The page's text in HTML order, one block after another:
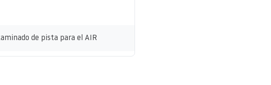
de pista para el AIR